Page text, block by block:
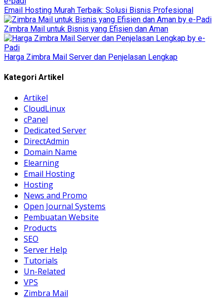
Email Hosting Murah Terbaik: Solusi Bisnis Profesional
Zimbra Mail untuk Bisnis yang Efisien dan Aman
Harga Zimbra Mail Server dan Penjelasan Lengkap
Kategori Artikel
Artikel
CloudLinux
cPanel
Dedicated Server
DirectAdmin
Domain Name
Elearning
Email Hosting
Hosting
News and Promo
Open Journal Systems
Pembuatan Website
Products
SEO
Server Help
Tutorials
Un-Related
VPS
Zimbra Mail